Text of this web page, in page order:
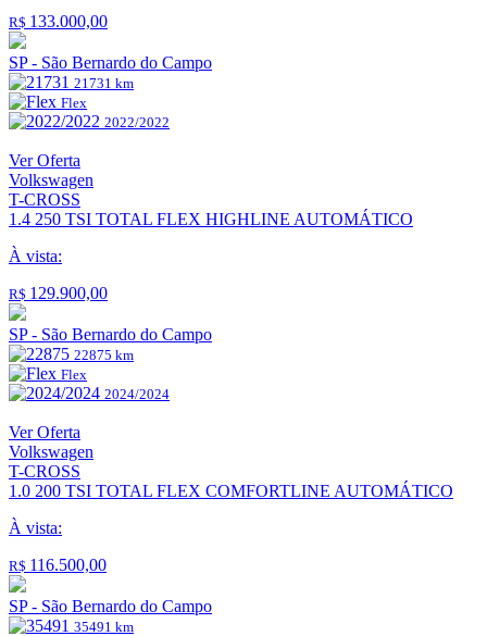
R$ 133.000,00
SP - São Bernardo do Campo
21731 km
Flex
2022/2022
Ver Oferta
Volkswagen
T-CROSS
1.4 250 TSI TOTAL FLEX HIGHLINE AUTOMÁTICO
À vista:
R$ 129.900,00
SP - São Bernardo do Campo
22875 km
Flex
2024/2024
Ver Oferta
Volkswagen
T-CROSS
1.0 200 TSI TOTAL FLEX COMFORTLINE AUTOMÁTICO
À vista:
R$ 116.500,00
SP - São Bernardo do Campo
35491 km